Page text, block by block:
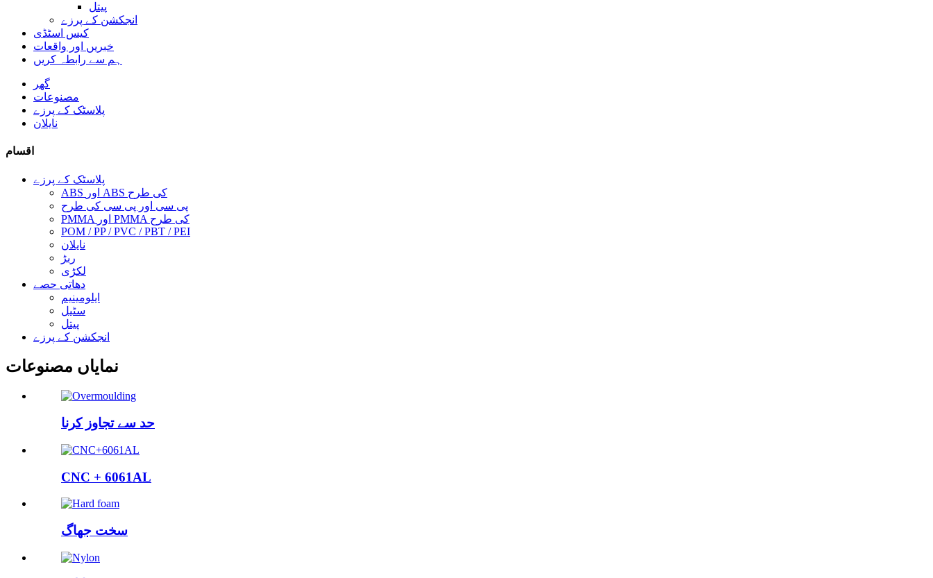
پیتل
انجکشن کے پرزے
کیس اسٹڈی
خبریں اور واقعات
ہم سے رابطہ کریں
گھر
مصنوعات
پلاسٹک کے پرزے
نایلان
اقسام
پلاسٹک کے پرزے
ABS اور ABS کی طرح
پی سی اور پی سی کی طرح
PMMA اور PMMA کی طرح
POM / PP / PVC / PBT / PEI
نایلان
ربڑ
لکڑی
دھاتی حصے
ایلومینیم
سٹیل
پیتل
انجکشن کے پرزے
نمایاں مصنوعات
حد سے تجاوز کرنا
CNC + 6061AL
سخت جھاگ